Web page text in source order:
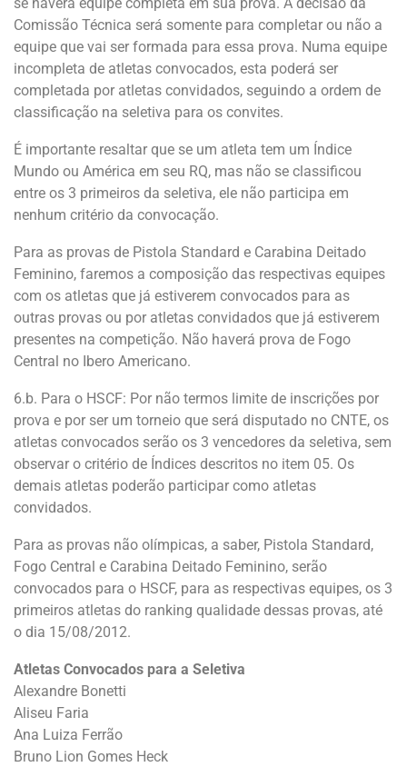
Comissão Técnica será somente para completar ou não a
equipe que vai ser formada para essa prova. Numa equipe
incompleta de atletas convocados, esta poderá ser
completada por atletas convidados, seguindo a ordem de
classificação na seletiva para os convites.
É importante resaltar que se um atleta tem um Índice
Mundo ou América em seu RQ, mas não se classificou
entre os 3 primeiros da seletiva, ele não participa em
nenhum critério da convocação.
Para as provas de Pistola Standard e Carabina Deitado
Feminino, faremos a composição das respectivas equipes
com os atletas que já estiverem convocados para as
outras provas ou por atletas convidados que já estiverem
presentes na competição. Não haverá prova de Fogo
Central no Ibero Americano.
6.b. Para o HSCF: Por não termos limite de inscrições por
prova e por ser um torneio que será disputado no CNTE, os
atletas convocados serão os 3 vencedores da seletiva, sem
observar o critério de Índices descritos no item 05. Os
demais atletas poderão participar como atletas
convidados.
Para as provas não olímpicas, a saber, Pistola Standard,
Fogo Central e Carabina Deitado Feminino, serão
convocados para o HSCF, para as respectivas equipes, os 3
primeiros atletas do ranking qualidade dessas provas, até
o dia 15/08/2012.
Atletas Convocados para a Seletiva
Alexandre Bonetti
Aliseu Faria
Ana Luiza Ferrão
Bruno Lion Gomes Heck